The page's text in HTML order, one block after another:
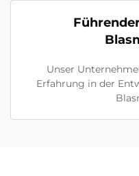
Unser
Erfahrung in der